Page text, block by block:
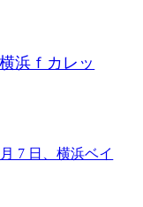
浜ｆカレッ
7 日、横浜ベイ